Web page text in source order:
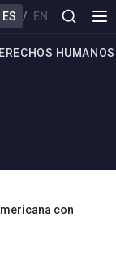
ES / EN
HUMANOS
con